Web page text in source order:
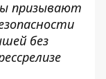
призывают
без